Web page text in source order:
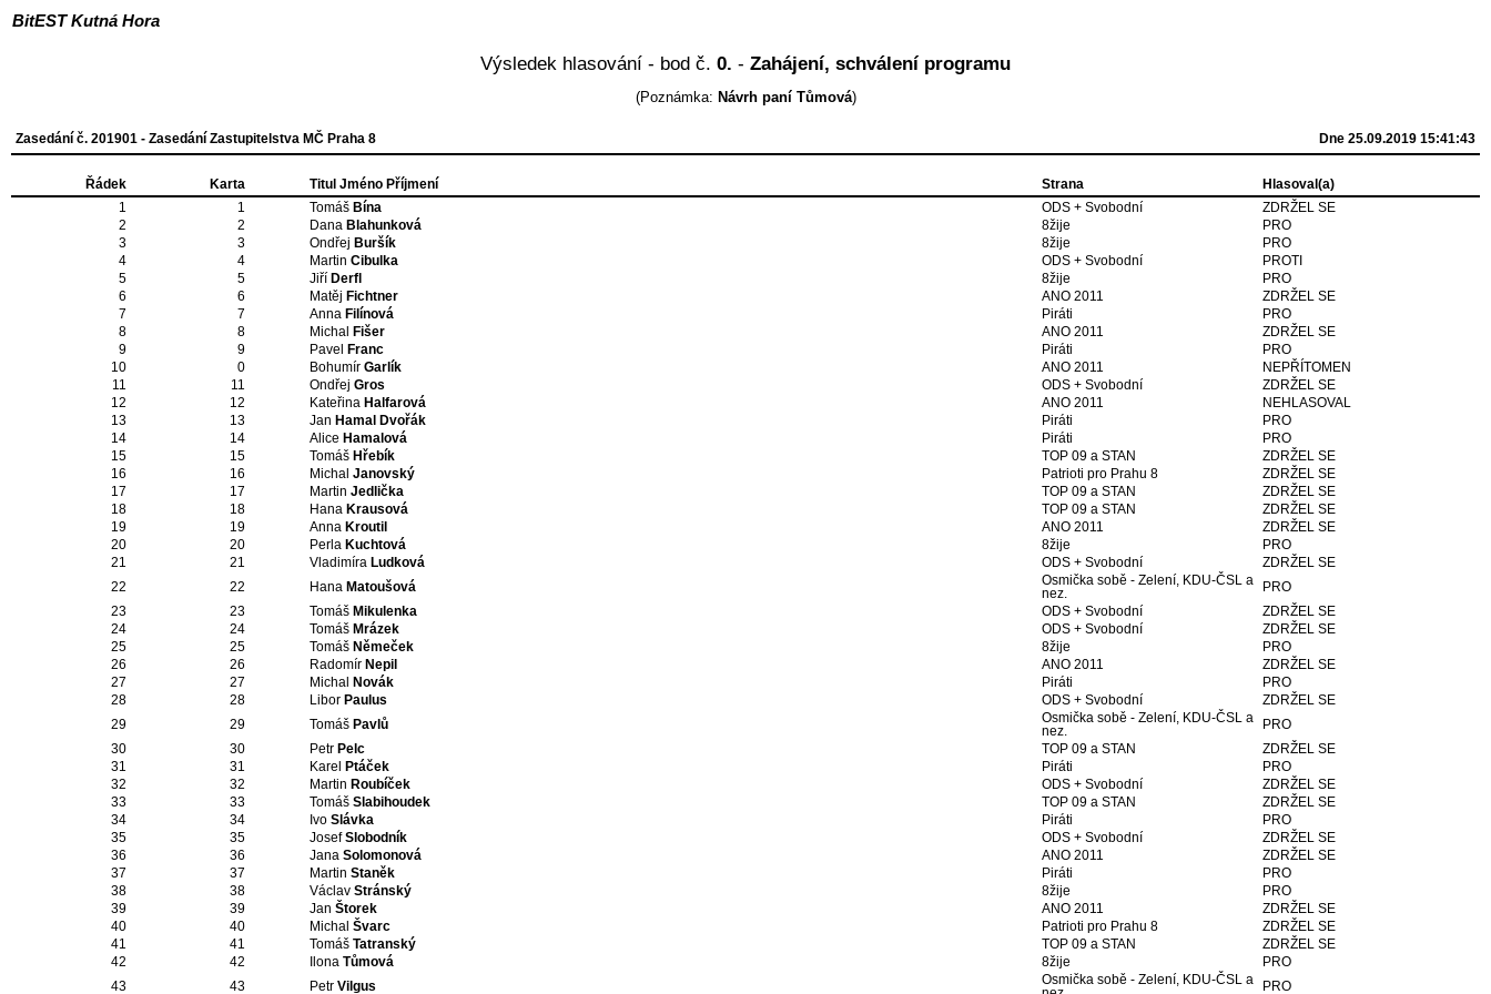
BitEST Kutná Hora
Výsledek hlasování - bod č. 0. - Zahájení, schválení programu
(Poznámka: Návrh paní Tůmová)
Zasedání č. 201901 - Zasedání Zastupitelstva MČ Praha 8 Dne 25.09.2019 15:41:43
Řádek Karta Titul Jméno Příjmení Strana
Hlasoval(a)
1
1 Tomáš Bína ODS + Svobodní
ZDRŽEL SE
2
2 Dana Blahunková 8žije
PRO
3
3 Ondřej Buršík 8žije
PRO
4
4 Martin Cibulka ODS + Svobodní
PROTI
5
5 Jiří Derfl 8žije
PRO
6
6 Matěj Fichtner ANO 2011
ZDRŽEL SE
7
7 Anna Filínová Piráti
PRO
8
8 Michal Fišer ANO 2011
ZDRŽEL SE
9
9 Pavel Franc Piráti
PRO
10
0 Bohumír Garlík ANO 2011
NEPŘÍTOMEN
11
11 Ondřej Gros ODS + Svobodní
ZDRŽEL SE
12
12 Kateřina Halfarová ANO 2011
NEHLASOVAL
13
13 Jan Hamal Dvořák Piráti
PRO
14
14 Alice Hamalová Piráti
PRO
15
15 Tomáš Hřebík TOP 09 a STAN
ZDRŽEL SE
16
16 Michal Janovský Patrioti pro Prahu 8
ZDRŽEL SE
17
17 Martin Jedlička TOP 09 a STAN
ZDRŽEL SE
18
18 Hana Krausová TOP 09 a STAN
ZDRŽEL SE
19
19 Anna Kroutil ANO 2011
ZDRŽEL SE
20
20 Perla Kuchtová 8žije
PRO
21
21 Vladimíra Ludková ODS + Svobodní
ZDRŽEL SE
22
22 Hana Matoušová
Osmička sobě - Zelení, KDU-ČSL a
nez.
PRO
23
23 Tomáš Mikulenka ODS + Svobodní
ZDRŽEL SE
24
24 Tomáš Mrázek ODS + Svobodní
ZDRŽEL SE
25
25 Tomáš Němeček 8žije
PRO
26
26 Radomír Nepil ANO 2011
ZDRŽEL SE
27
27 Michal Novák Piráti
PRO
28
28 Libor Paulus ODS + Svobodní
ZDRŽEL SE
29
29 Tomáš Pavlů
Osmička sobě - Zelení, KDU-ČSL a
nez.
PRO
30
30 Petr Pelc TOP 09 a STAN
ZDRŽEL SE
31
31 Karel Ptáček Piráti
PRO
32
32 Martin Roubíček ODS + Svobodní
ZDRŽEL SE
33
33 Tomáš Slabihoudek TOP 09 a STAN
ZDRŽEL SE
34
34 Ivo Slávka Piráti
PRO
35
35 JosefSlobodník ODS + Svobodní
ZDRŽEL SE
36
36 Jana Solomonová ANO 2011
ZDRŽEL SE
37
37 Martin Staněk Piráti
PRO
38
38 Václav Stránský 8žije
PRO
39
39 Jan Štorek ANO 2011
ZDRŽEL SE
40
40 Michal Švarc Patrioti pro Prahu 8
ZDRŽEL SE
41
41 Tomáš Tatranský TOP 09 a STAN
ZDRŽEL SE
42
42 Ilona Tůmová 8žije
PRO
43
43 Petr Vilgus
Osmička sobě - Zelení, KDU-ČSL a
PRO